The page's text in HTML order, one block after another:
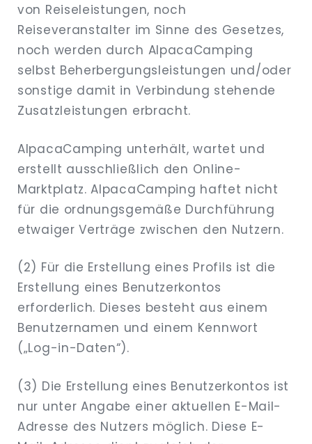
von Reiseleistungen, noch
Reiseveranstalter im Sinne des Gesetzes,
noch werden durch AlpacaCamping
selbst Beherbergungsleistungen und/oder
sonstige damit in Verbindung stehende
Zusatzleistungen erbracht.
AlpacaCamping unterhält, wartet und
erstellt ausschließlich den Online-
Marktplatz. AlpacaCamping haftet nicht
für die ordnungsgemäße Durchführung
etwaiger Verträge zwischen den Nutzern.
(2) Für die Erstellung eines Profils ist die
Erstellung eines Benutzerkontos
erforderlich. Dieses besteht aus einem
Benutzernamen und einem Kennwort
(„Log-in-Daten“).
(3) Die Erstellung eines Benutzerkontos ist
nur unter Angabe einer aktuellen E-Mail-
Adresse des Nutzers möglich. Diese E-